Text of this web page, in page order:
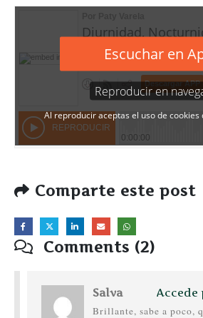
Comparte este post
Comments (2)
Salva Accede
Brillante, sabe a poco,